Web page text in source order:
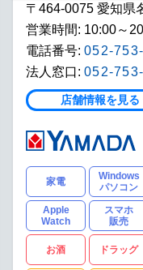
〒464-0075 愛知県
営業時間: 10:00～
電話番号: 052-
法人窓口: 052-
店舗情報を見る
家電
Windows
パソコン
Apple
Watch
スマホ
販売
お酒 ドラッグ